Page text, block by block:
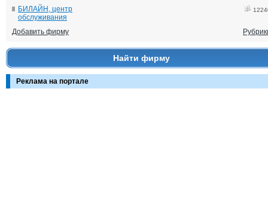
БИЛАЙН, центр
обслуживания
Добавить фирму
Найти фирму
Реклама на портале